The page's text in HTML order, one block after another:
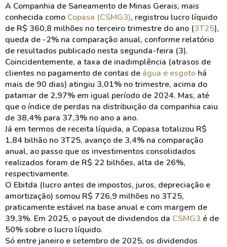
A Companhia de Saneamento de Minas Gerais, mais
conhecida como Copasa (CSMG3), registrou lucro líquido
de R$ 360,8 milhões no terceiro trimestre do ano (3T25),
queda de -2% na comparação anual, conforme relatório
de resultados publicado nesta segunda-feira (3).
Coincidentemente, a taxa de inadimplência (atrasos de
clientes no pagamento de contas de água e esgoto há
mais de 90 dias) atingiu 3,01% no trimestre, acima do
patamar de 2,97% em igual período de 2024. Mas, até
que o índice de perdas na distribuição da companhia caiu
de 38,4% para 37,3% no ano a ano.
Já em termos de receita líquida, a Copasa totalizou R$
1,84 bilhão no 3T25, avanço de 3,4% na comparação
anual, ao passo que os investimentos consolidados
realizados foram de R$ 22 bilhões, alta de 26%,
respectivamente.
O Ebitda (lucro antes de impostos, juros, depreciação e
amortização) somou R$ 726,9 milhões no 3T25,
praticamente estável na base anual e com margem de
39,3%. Em 2025, o payout de dividendos da CSMG3 é de
50% sobre o lucro líquido.
Só entre janeiro e setembro de 2025, os dividendos